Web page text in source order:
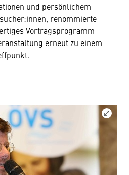
und persönlichem
renommierte
Vortragsprogramm
erneut zu einem